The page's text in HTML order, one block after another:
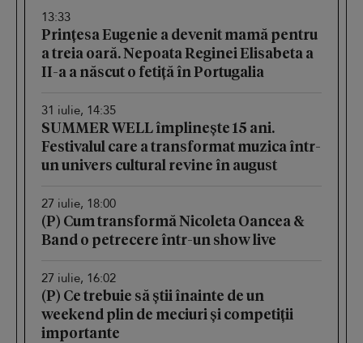
13:33
Prințesa Eugenie a devenit mamă pentru
a treia oară. Nepoata Reginei Elisabeta a
II-a a născut o fetiță în Portugalia
31 iulie, 14:35
SUMMER WELL împlinește 15 ani.
Festivalul care a transformat muzica într-
un univers cultural revine în august
27 iulie, 18:00
(P) Cum transformă Nicoleta Oancea &
Band o petrecere într-un show live
27 iulie, 16:02
(P) Ce trebuie să știi înainte de un
weekend plin de meciuri și competiții
importante